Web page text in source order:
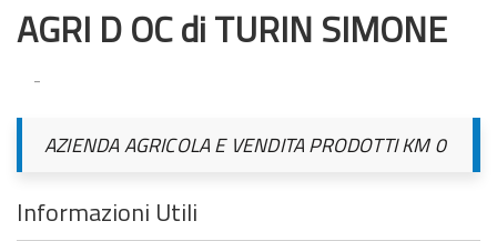
AGRI D OC di TURIN SIMONE
-
AZIENDA AGRICOLA E VENDITA PRODOTTI KM 0
Informazioni Utili